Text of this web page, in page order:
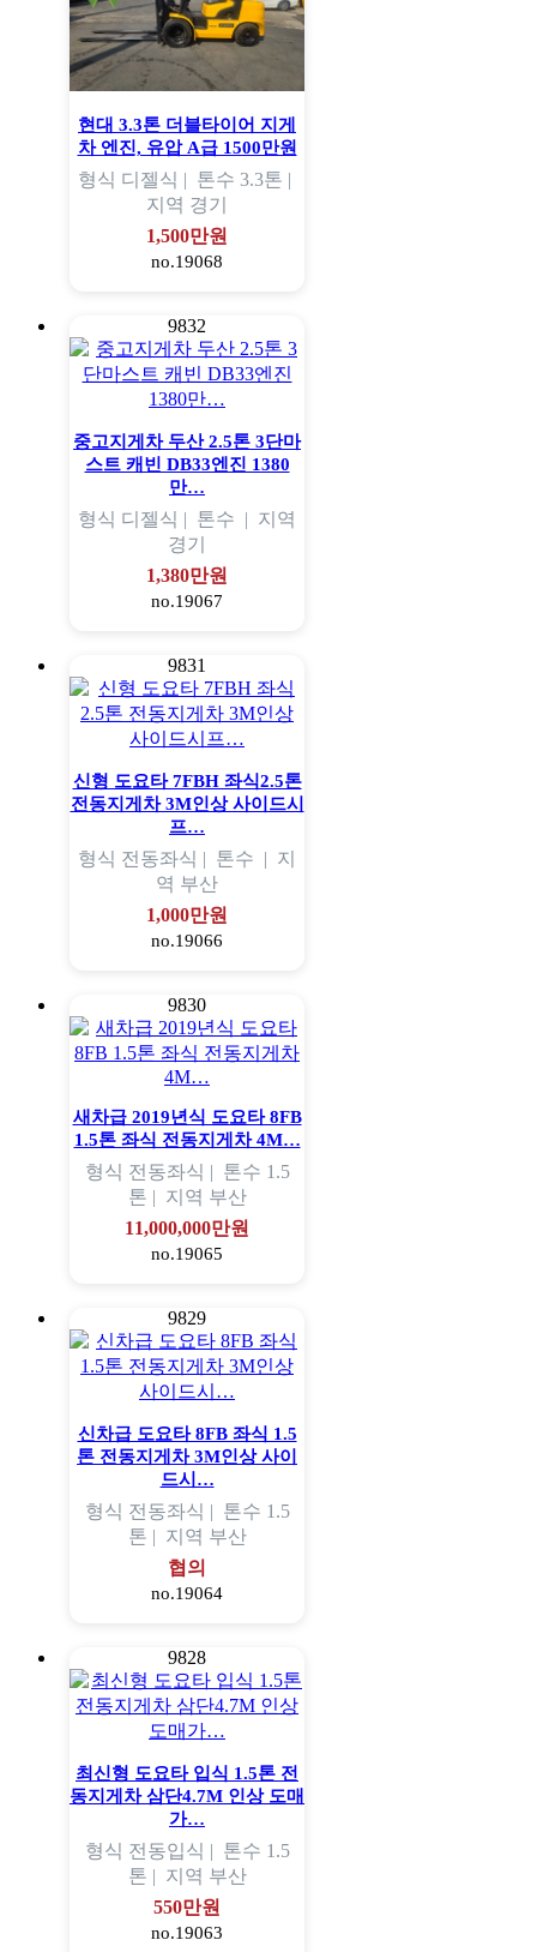
현대 3.3톤 더블타이어 지게
차 엔진, 유압 A급 1500만원
형식 디젤식 | 톤수 3.3톤 |
지역 경기
1,500만원
no.19068
9832
중고지게차 두산 2.5톤 3단마
스트 캐빈 DB33엔진 1380
만…
형식 디젤식 | 톤수 | 지역
경기
1,380만원
no.19067
9831
신형 도요타 7FBH 좌식2.5톤
전동지게차 3M인상 사이드시
프…
형식 전동좌식 | 톤수 | 지
역 부산
1,000만원
no.19066
9830
새차급 2019년식 도요타 8FB
1.5톤 좌식 전동지게차 4M…
형식 전동좌식 | 톤수 1.5
톤 | 지역 부산
11,000,000만원
no.19065
9829
신차급 도요타 8FB 좌식 1.5
톤 전동지게차 3M인상 사이
드시…
형식 전동좌식 | 톤수 1.5
톤 | 지역 부산
협의
no.19064
9828
최신형 도요타 입식 1.5톤 전
동지게차 삼단4.7M 인상 도매
가…
형식 전동입식 | 톤수 1.5
톤 | 지역 부산
550만원
no.19063